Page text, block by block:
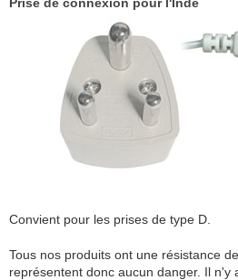
Convient pour les prises de type D.
Tous nos produits ont une résistance
représentent donc aucun danger. Il n'y